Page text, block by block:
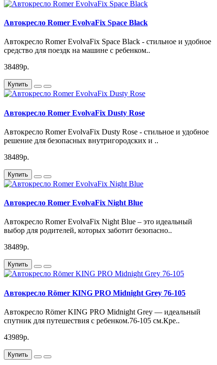
Автокресло Romer EvolvaFix Space Black
Автокресло Romer EvolvaFix Space Black - стильное и удобное
средство для поездк на машине с ребенком..
38489р.
Купить
Автокресло Romer EvolvaFix Dusty Rose
Автокресло Romer EvolvaFix Dusty Rose - стильное и удобное
решение для безопасных внутригородских и ..
38489р.
Купить
Автокресло Romer EvolvaFix Night Blue
Автокресло Romer EvolvaFix Night Blue – это идеальный
выбор для родителей, которых заботит безопасно..
38489р.
Купить
Автокресло Römer KING PRO Midnight Grey 76-105
Автокресло Römer KING PRO Midnight Grey — идеальный
спутник для путешествия с ребенком.76-105 см.Кре..
43989р.
Купить